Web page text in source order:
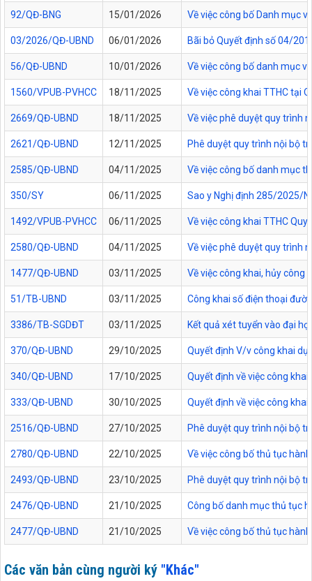
92/QĐ-BNG 15/01/2026 Về việc công bố Danh mục
03/2026/QĐ-UBND 06/01/2026 Bãi bỏ Quyết định số 04/
56/QĐ-UBND 10/01/2026 Về việc công bố danh mục
1560/VPUB-PVHCC 18/11/2025 Về việc công khai TTHC tại
2669/QĐ-UBND 18/11/2025 Về việc phê duyệt quy trình
2621/QĐ-UBND 12/11/2025 Phê duyệt quy trình nội bộ
2585/QĐ-UBND 04/11/2025 Về việc công bố danh mục
350/SY 06/11/2025 Sao y Nghị định 285/2025/
1492/VPUB-PVHCC 06/11/2025 Về việc công khai TTHC
2580/QĐ-UBND 04/11/2025 Về việc phê duyệt quy trình
1477/QĐ-UBND 03/11/2025 Về việc công khai, hủy công
51/TB-UBND 03/11/2025 Công khai số điện thoại
3386/TB-SGDĐT 03/11/2025 Kết quả xét tuyển vào đại
370/QĐ-UBND 29/10/2025 Quyết định V/v công khai
340/QĐ-UBND 17/10/2025 Quyết định về việc công
333/QĐ-UBND 30/10/2025 Quyết định về việc công
2516/QĐ-UBND 27/10/2025 Phê duyệt quy trình nội bộ
2780/QĐ-UBND 22/10/2025 Về việc công bố thủ tục
2493/QĐ-UBND 23/10/2025 Phê duyệt quy trình nội bộ
2476/QĐ-UBND 21/10/2025 Công bố danh mục thủ tục
2477/QĐ-UBND 21/10/2025 Về việc công bố thủ tục
Các văn bản cùng người ký "Khác"